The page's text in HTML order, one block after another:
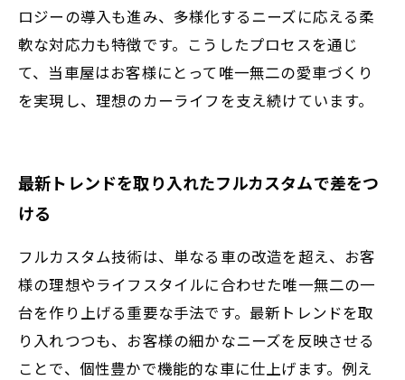
ロジーの導入も進み、多様化するニーズに応える柔
軟な対応力も特徴です。こうしたプロセスを通じ
て、当車屋はお客様にとって唯一無二の愛車づくり
を実現し、理想のカーライフを支え続けています。
最新トレンドを取り入れたフルカスタムで差をつ
ける
フルカスタム技術は、単なる車の改造を超え、お客
様の理想やライフスタイルに合わせた唯一無二の一
台を作り上げる重要な手法です。最新トレンドを取
り入れつつも、お客様の細かなニーズを反映させる
ことで、個性豊かで機能的な車に仕上げます。例え